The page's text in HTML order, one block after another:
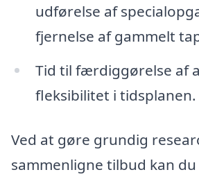
udførelse af
fjernelse af gammelt
Tid til færdiggørelse af
fleksibilitet i tidsplanen.
Ved at gøre grundig
sammenligne tilbud kan